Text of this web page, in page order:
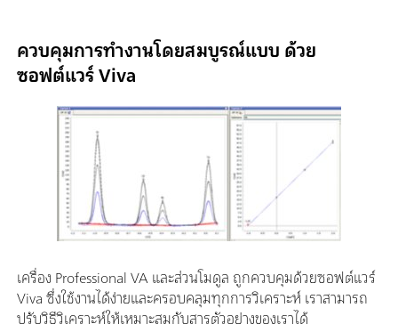
ควบคุมการทำงานโดยสมบูรณ์แบบ ด้วย
ซอฟต์แวร์ Viva
เครื่อง Professional VA และส่วนโมดูล ถูกควบคุมด้วยซอฟต์แวร์
Viva ซึ่งใช้งานได้ง่ายและครอบคลุมทุกการวิเคราะห์ เราสามารถ
ปรับวิธีวิเคราะห์ให้เหมาะสมกับสารตัวอย่างของเราได้